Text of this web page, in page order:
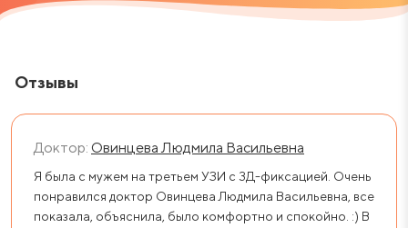
Отзывы
Доктор: Овинцева Людмила Васильевна
Я была с мужем на третьем УЗИ с 3Д-фиксацией. Очень
понравился доктор Овинцева Людмила Васильевна, все
показала, объяснила, было комфортно и спокойно. :) В